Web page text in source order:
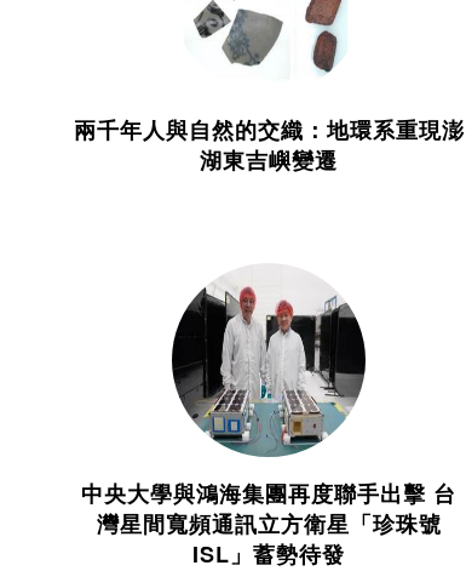
兩千年人與自然的交織：地環系重現澎
湖東吉嶼變遷
中央大學與鴻海集團再度聯手出擊 台
灣星間寬頻通訊立方衛星「珍珠號
ISL」蓄勢待發